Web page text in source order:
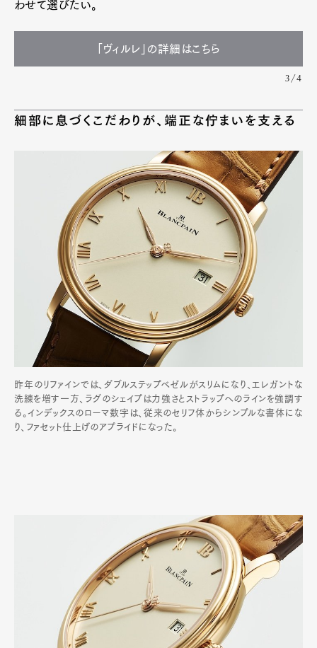
わせて選びたい。
「ヴィルレ」の詳細はこちら
3/4
細部に息づくこだわりが、端正な佇まいを支える
昨年のリファインでは、ダブルステップベゼルがスリムになり、エレガントな
洗練を増す一方、ラグのシェイプは力強さとストラップへのラインを強調す
る。インデックスのローマ数字は、従来のセリフ体からシンプルな書体にな
り、ファセット仕上げのアプライドになった。